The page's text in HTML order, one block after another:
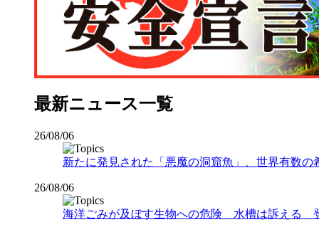
最新ニュース一覧
26/08/06
新たに発見された「悪魔の洞窟魚」、世界有数
26/08/06
海洋ごみが及ぼす生物への危険 水槽は訴える